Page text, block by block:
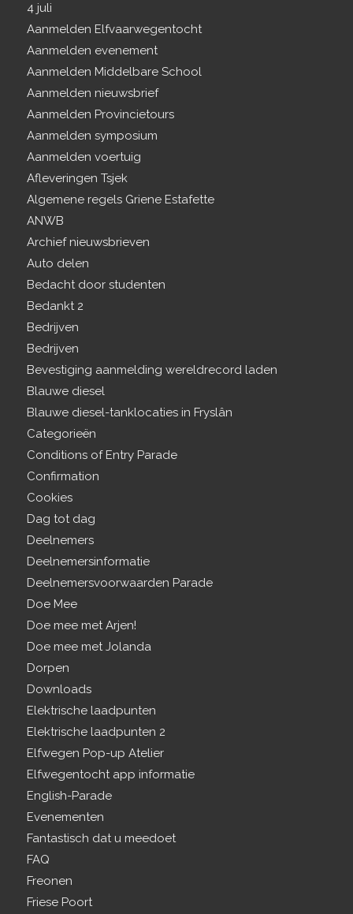
4 juli
Aanmelden Elfvaarwegentocht
Aanmelden evenement
Aanmelden Middelbare School
Aanmelden nieuwsbrief
Aanmelden Provincietours
Aanmelden symposium
Aanmelden voertuig
Afleveringen Tsjek
Algemene regels Griene Estafette
ANWB
Archief nieuwsbrieven
Auto delen
Bedacht door studenten
Bedankt 2
Bedrijven
Bedrijven
Bevestiging aanmelding wereldrecord laden
Blauwe diesel
Blauwe diesel-tanklocaties in Fryslân
Categorieën
Conditions of Entry Parade
Confirmation
Cookies
Dag tot dag
Deelnemers
Deelnemersinformatie
Deelnemersvoorwaarden Parade
Doe Mee
Doe mee met Arjen!
Doe mee met Jolanda
Dorpen
Downloads
Elektrische laadpunten
Elektrische laadpunten 2
Elfwegen Pop-up Atelier
Elfwegentocht app informatie
English-Parade
Evenementen
Fantastisch dat u meedoet
FAQ
Freonen
Friese Poort